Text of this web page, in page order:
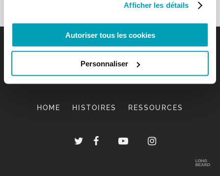
Afficher les détails
Autoriser tous les cookies
Personnaliser
HOME HISTOIRES RESSOURCES